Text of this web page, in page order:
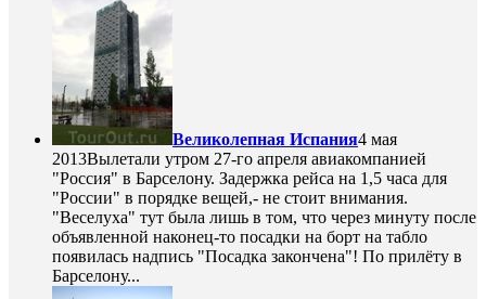
Великолепная Испания4 мая
2013Вылетали утром 27-го апреля авиакомпанией
"Россия" в Барселону. Задержка рейса на 1,5 часа для
"России" в порядке вещей,- не стоит внимания.
"Веселуха" тут была лишь в том, что через минуту после
объявленной наконец-то посадки на борт на табло
появилась надпись "Посадка закончена"! По прилёту в
Барселону...